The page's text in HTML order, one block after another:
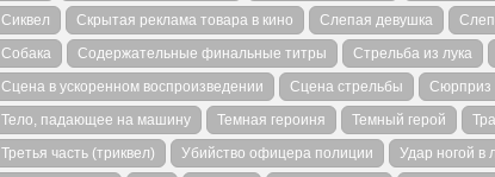
Сиквел
Скрытая реклама товара в кино Слепая девушка
Собака
Содержательные финальные титры Стрельба из лука
Сцена в ускоренном воспроизведении
Сцена стрельбы
Сюрприз
Тело, падающее на машину
Темная героиня Темный герой
Третья часть (триквел)
Убийство офицера полиции Удар ногой в